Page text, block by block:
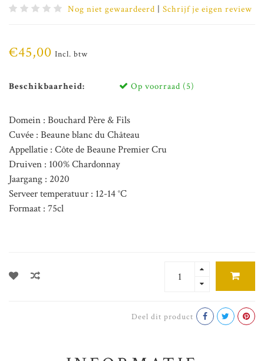
Nog niet gewaardeerd | Schrijf je eigen review
€45,00 Incl. btw
Beschikbaarheid: Op voorraad (5)
Domein : Bouchard Père & Fils
Cuvée : Beaune blanc du Château
Appellatie : Côte de Beaune Premier Cru
Druiven : 100% Chardonnay
Jaargang : 2020
Serveer temperatuur : 12-14 °C
Formaat : 75cl
Deel dit product